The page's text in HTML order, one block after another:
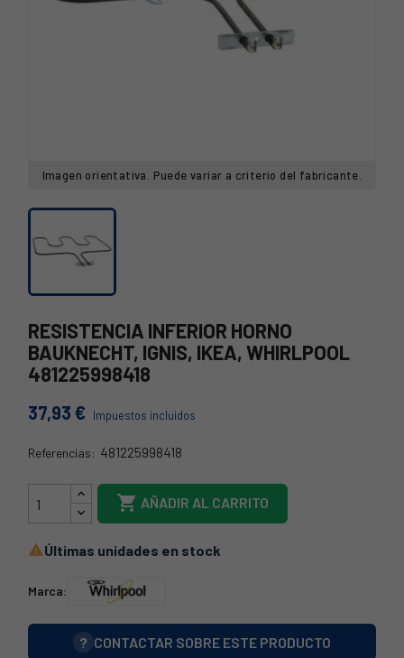
Imagen orientativa. Puede variar a criterio del fabricante.
RESISTENCIA INFERIOR HORNO
BAUKNECHT, IGNIS, IKEA, WHIRLPOOL
481225998418
37,93 € Impuestos incluidos
Referencias: 481225998418
C00311461
 AÑADIR AL CARRITO
Últimas unidades en stock
Marca:
? CONTACTAR SOBRE ESTE PRODUCTO